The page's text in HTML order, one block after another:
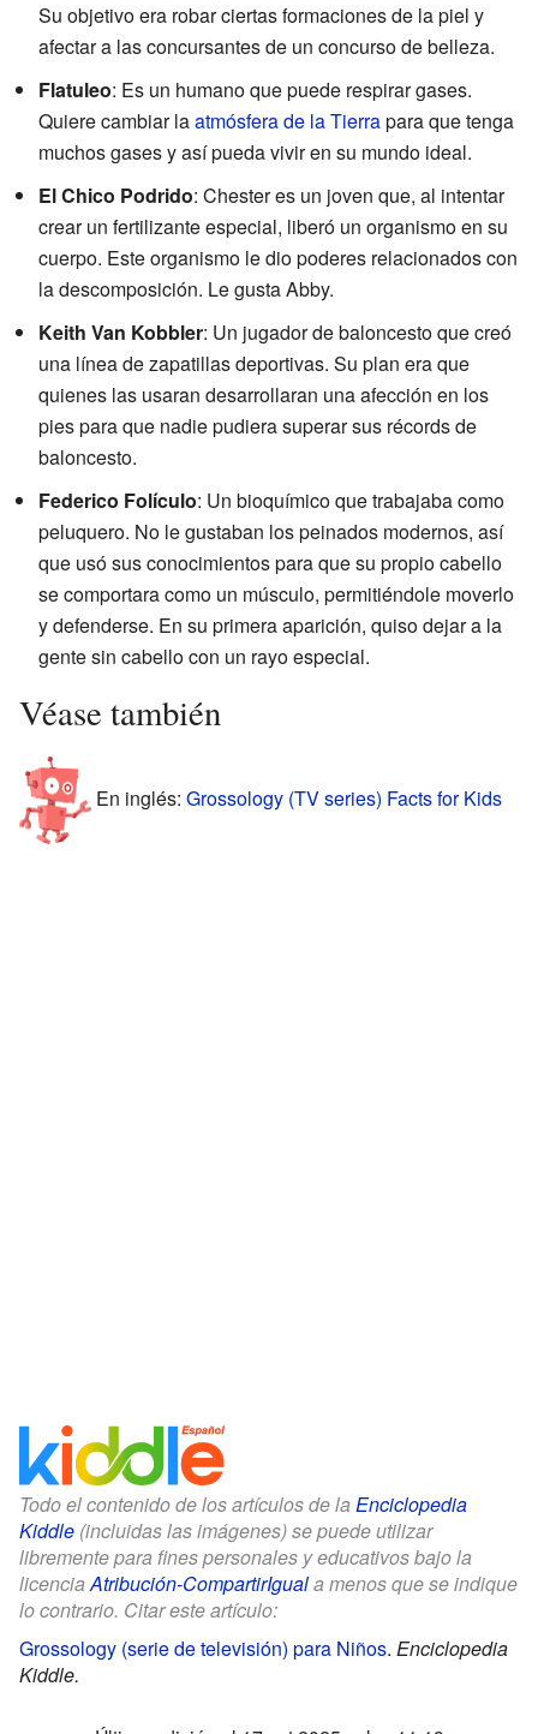
Su objetivo era robar ciertas formaciones de la piel y
afectar a las concursantes de un concurso de belleza.
Flatuleo: Es un humano que puede respirar gases.
Quiere cambiar laatmósfera de la Tierrapara que tenga
muchos gases y así pueda vivir en su mundo ideal.
El Chico Podrido: Chester es un joven que, al intentar
crear un fertilizante especial, liberó un organismo en su
cuerpo. Este organismo le dio poderes relacionados con
la descomposición. Le gusta Abby.
Keith Van Kobbler: Un jugador de baloncesto que creó
una línea de zapatillas deportivas. Su plan era que
quienes las usaran desarrollaran una afección en los
pies para que nadie pudiera superar sus récords de
baloncesto.
Federico Folículo: Un bioquímico que trabajaba como
peluquero. No le gustaban los peinados modernos, así
que usó sus conocimientos para que su propio cabello
se comportara como un músculo, permitiéndole moverlo
y defenderse. En su primera aparición, quiso dejar a la
gente sin cabello con un rayo especial.
Véase también
En inglés: Grossology (TV series) Facts for Kids
Todo el contenido de los artículos de la Enciclopedia
Kiddle (incluidas las imágenes) se puede utilizar
libremente para fines personales y educativos bajo la
licenciaAtribución-CompartirIguala menos que se indique
lo contrario. Citar este artículo:
Grossology (serie de televisión) para Niños. Enciclopedia
Kiddle.